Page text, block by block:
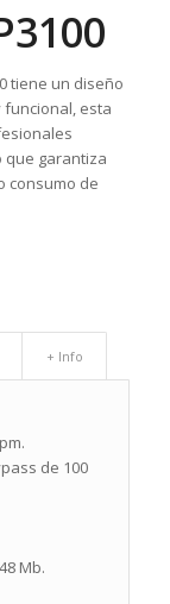
tiene un diseño
funcional, esta
que garantiza
consumo de
+ Info
de 100
Mb.